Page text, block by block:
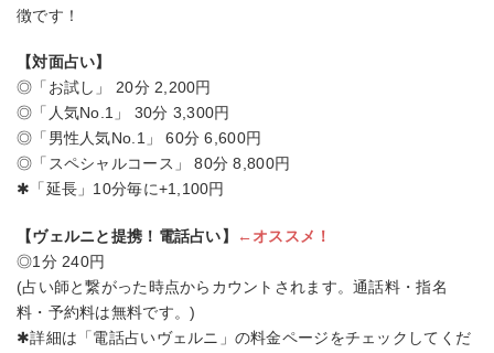
徴です！
【対面占い】
◎「お試し」 20分 2,200円
◎「人気No.1」 30分 3,300円
◎「男性人気No.1」 60分 6,600円
◎「スペシャルコース」 80分 8,800円
✱「延長」10分毎に+1,100円
【ヴェルニと提携！電話占い】
←オススメ！
◎1分 240円
(占い師と繋がった時点からカウントされます。通話料・指名
料・予約料は無料です。)
✱詳細は「電話占いヴェルニ」の料金ページをチェックしてくだ